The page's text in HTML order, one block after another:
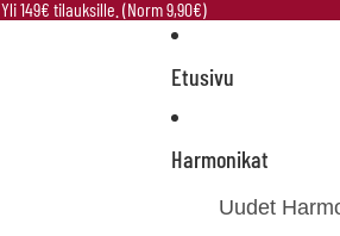
Yli 149€ tilauksille. (Norm 9,90€)
Etusivu
Harmonikat
Uudet